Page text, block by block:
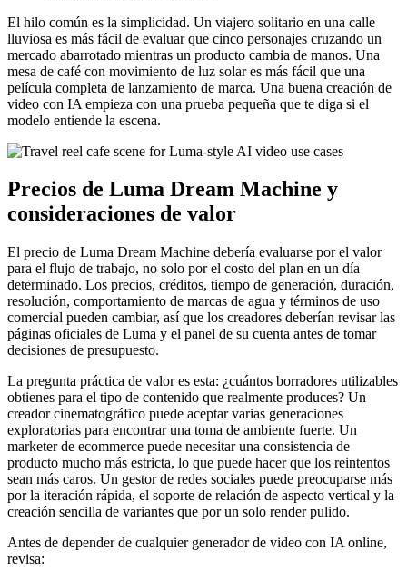
El hilo común es la simplicidad. Un viajero solitario en una calle
lluviosa es más fácil de evaluar que cinco personajes cruzando un
mercado abarrotado mientras un producto cambia de manos. Una
mesa de café con movimiento de luz solar es más fácil que una
película completa de lanzamiento de marca. Una buena creación de
video con IA empieza con una prueba pequeña que te diga si el
modelo entiende la escena.
Precios de Luma Dream Machine y
consideraciones de valor
El precio de Luma Dream Machine debería evaluarse por el valor
para el flujo de trabajo, no solo por el costo del plan en un día
determinado. Los precios, créditos, tiempo de generación, duración,
resolución, comportamiento de marcas de agua y términos de uso
comercial pueden cambiar, así que los creadores deberían revisar las
páginas oficiales de Luma y el panel de su cuenta antes de tomar
decisiones de presupuesto.
La pregunta práctica de valor es esta: ¿cuántos borradores utilizables
obtienes para el tipo de contenido que realmente produces? Un
creador cinematográfico puede aceptar varias generaciones
exploratorias para encontrar una toma de ambiente fuerte. Un
marketer de ecommerce puede necesitar una consistencia de
producto mucho más estricta, lo que puede hacer que los reintentos
sean más caros. Un gestor de redes sociales puede preocuparse más
por la iteración rápida, el soporte de relación de aspecto vertical y la
creación sencilla de variantes que por un solo render pulido.
Antes de depender de cualquier generador de video con IA online,
revisa: